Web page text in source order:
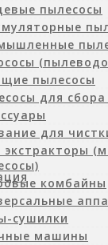
пылесосы
пылесосы
для
для
экстракторы
комбайны
сушилки
машины